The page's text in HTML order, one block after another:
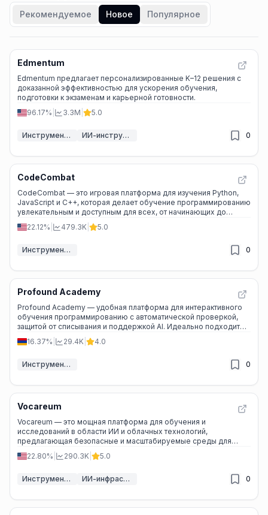
Рекомендуемое
Новое Популярное
Edmentum
Edmentum предлагает персонализированные K–12 решения с
доказанной эффективностью для ускорения обучения,
подготовки к экзаменам и карьерной готовности.
96.17%
3.3M 5.0
Инструменты ИИ для образования ИИ-инструменты для учащихся 0
CodeCombat
CodeCombat — это игровая платформа для изучения Python,
JavaScript и C++, которая делает обучение программированию
увлекательным и доступным для всех, от начинающих до
продвинутых пользователей.
22.12% 479.3K 5.0
Инструменты ИИ для образования 0
Profound Academy
Profound Academy — удобная платформа для интерактивного
обучения программированию с автоматической проверкой,
защитой от списывания и поддержкой AI. Идеально подходит
для школ, университетов и буткемпов.
16.37% 29.4K 4.0
Инструменты ИИ для образования 0
Vocareum
Vocareum — это мощная платформа для обучения и
исследований в области ИИ и облачных технологий,
предлагающая безопасные и масштабируемые среды для
студентов, преподавателей и исследователей.
22.80% 290.3K 5.0
Инструменты ИИ для образования ИИ-инфраструктура и GPU-облако 0